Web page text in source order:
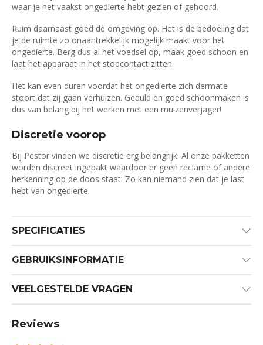
waar je het vaakst ongedierte hebt gezien of gehoord.
Ruim daarnaast goed de omgeving op. Het is de bedoeling dat
je de ruimte zo onaantrekkelijk mogelijk maakt voor het
ongedierte. Berg dus al het voedsel op, maak goed schoon en
laat het apparaat in het stopcontact zitten.
Het kan even duren voordat het ongedierte zich dermate
stoort dat zij gaan verhuizen. Geduld en goed schoonmaken is
dus van belang bij het werken met een muizenverjager!
Discretie voorop
Bij Pestor vinden we discretie erg belangrijk. Al onze pakketten
worden discreet ingepakt waardoor er geen reclame of andere
herkenning op de doos staat. Zo kan niemand zien dat je last
hebt van ongedierte.
SPECIFICATIES
GEBRUIKSINFORMATIE
VEELGESTELDE VRAGEN
Reviews